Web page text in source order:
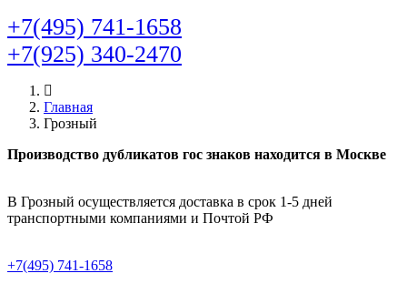
+7(495) 741-1658
+7(925) 340-2470
Главная
Грозный
Производство дубликатов гос знаков находится в Москве
В Грозный осуществляется доставка в срок 1-5 дней
транспортными компаниями и Почтой РФ
+7(495) 741-1658